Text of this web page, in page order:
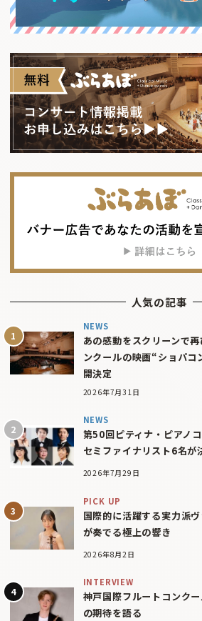
人気の記事
NEWS
あの感動をスクリーンで
ンクールの映画“ショパ
開決定
2026年7月31日
NEWS
第50回ピティナ・ピアノ
セミファイナリスト6名が
2026年7月29日
PICK UP
国際的に活躍する実力派
が奏でる極上の響き
2026年8月2日
INTERVIEW
神戸国際フルートコンク
の期待を語る